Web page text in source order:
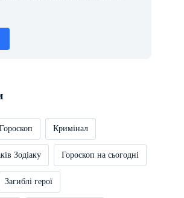
Гороскоп Кримінал
Зодіаку Гороскоп на сьогодні
Загиблі герої